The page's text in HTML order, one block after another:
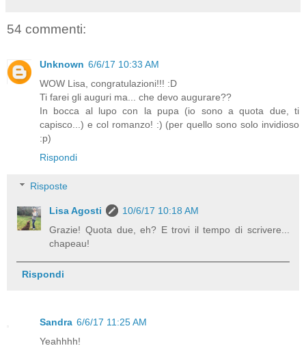
54 commenti:
Unknown 6/6/17 10:33 AM
WOW Lisa, congratulazioni!!! :D
Ti farei gli auguri ma... che devo augurare??
In bocca al lupo con la pupa (io sono a quota due, ti
capisco...) e col romanzo! :) (per quello sono solo invidioso
:p)
Rispondi
Risposte
Lisa Agosti
10/6/17 10:18 AM
Grazie! Quota due, eh? E trovi il tempo di scrivere...
chapeau!
Rispondi
Sandra 6/6/17 11:25 AM
Yeahhhh!